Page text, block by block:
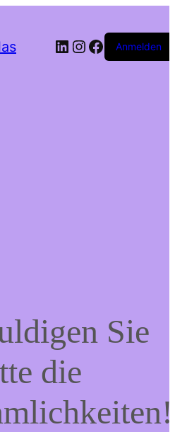
LinkedIn
Instagram
Facebook
Anmelden
Sie
die